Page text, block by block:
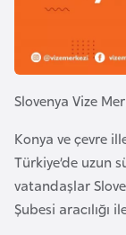
Slovenya Vize
Konya ve çevre
Türkiye’de uzun
vatandaşlar
Şubesi aracılığı
n
a
n
g
l